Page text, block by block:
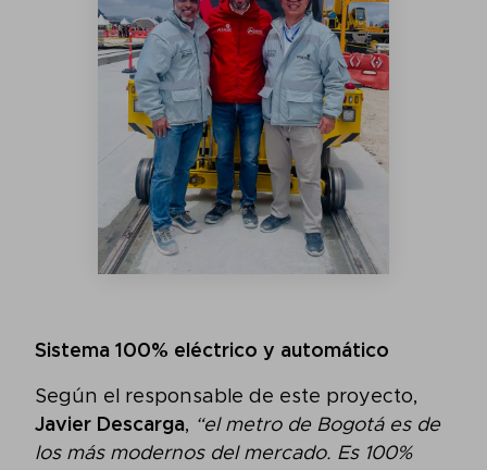
Sistema 100% eléctrico y automático
Según el responsable de este proyecto,
Javier Descarga, “el metro de Bogotá es de
los más modernos del mercado. Es 100%